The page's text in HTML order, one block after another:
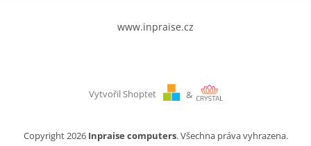
www.inpraise.cz
Vytvořil Shoptet &
Copyright 2026 Inpraise computers. Všechna práva vyhrazena.